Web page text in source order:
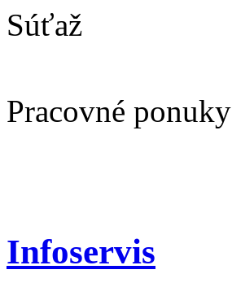
Súťaž
Pracovné ponuky
Infoservis